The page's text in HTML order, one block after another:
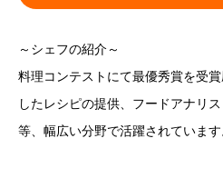
～シェフの紹介～
料理コンテストにて最優秀賞を受
したレシピの提供、フードアナリ
等、幅広い分野で活躍されています